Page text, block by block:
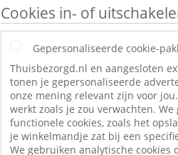
Cookies in- of
Gepersonaliseerde cookie-
Thuisbezorgd.nl en aangesloten
tonen je gepersonaliseerde
onze mening relevant zijn voor
werkt zoals je zou verwachten. We
functionele cookies, zoals het
je winkelmandje zat bij een
We gebruiken analytische cookies